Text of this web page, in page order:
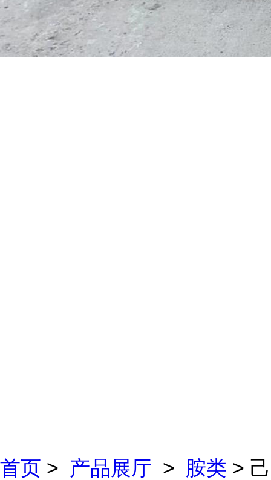
首页 > 产品展厅 > 胺类 > 己